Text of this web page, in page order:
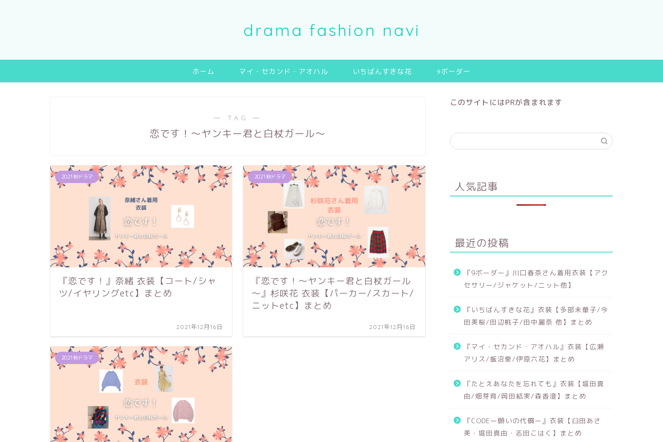
drama fashion navi
ホーム マイ・セカンド・アオハル いちばんすきな花 9ボーダー
― TAG ―
恋です！～ヤンキー君と白杖ガール～
2021秋ドラマ
『恋です！』奈緒 衣装【コート/シャ
ツ/イヤリングetc】まとめ
2021年12月16日
2021秋ドラマ
『恋です！～ヤンキー君と白杖ガール
～』杉咲花 衣装【パーカー/スカート/
ニットetc】まとめ
2021年12月16日
2021秋ドラマ
このサイトにはPRが含まれます
人気記事
最近の投稿
『9ボーダー』川口春奈さん着用衣装【アク
セサリー/ジャケット/ニット他】
『いちばんすきな花』衣装【多部未華子/今
田美桜/田辺桃子/田中麗奈 他】まとめ
『マイ・セカンド・アオハル』衣装【広瀬
アリス/飯沼愛/伊原六花】まとめ
『たとえあなたを忘れても』衣装【堀田真
由/畑芽育/岡田結実/森香澄】まとめ
『CODEー願いの代償ー』衣装【臼田あさ
美・堀田真由・志田こはく】まとめ